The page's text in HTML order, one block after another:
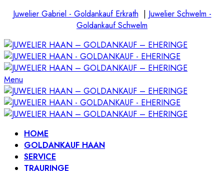
Juwelier Gabriel - Goldankauf Erkrath | Juwelier Schwelm -
Goldankauf Schwelm
Menu
HOME
GOLDANKAUF HAAN
SERVICE
TRAURINGE